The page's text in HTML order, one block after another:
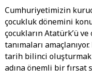
Cumhuriyetimizin
çocukluk dönemini
çocukların Atatürk’ü
tanımaları
tarih bilinci
adına önemli bir fırsat